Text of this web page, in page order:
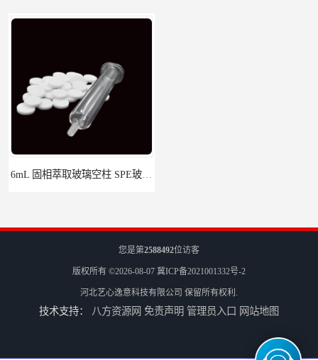
您是第2588492位访客
版权所有 ©2026-08-07 冀ICP备2021001332号-2
河北艺心逸意科技有限公司 保留所有权利.
技术支持： 八方资源网 免责声明 管理员入口 网站地图